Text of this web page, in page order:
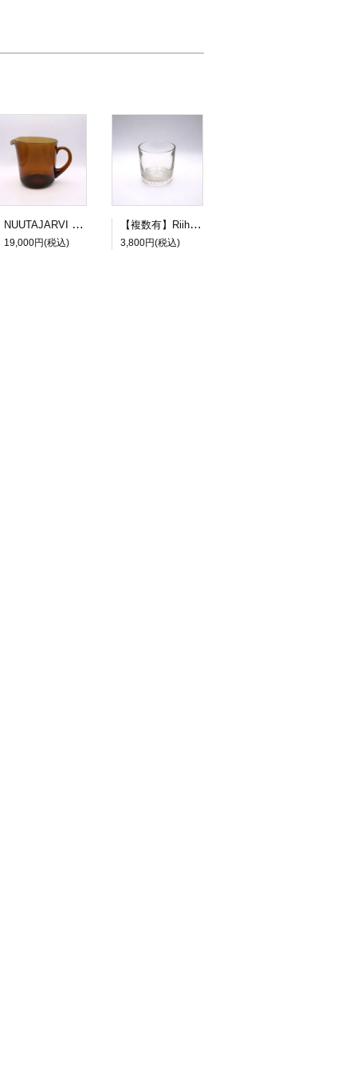
NUUTAJARVI Kaj Franck/カイ・フランク 5601 ピッチャー ブラウン
19,000円(税込)
【複数有】Riihimaen Lasi Flindari 5014 グラス
3,800円(税込)